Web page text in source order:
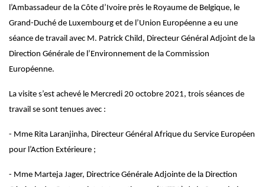
l’Ambassadeur de la Côte d’Ivoire près le Royaume de Belgique, le
Grand-Duché de Luxembourg et de l’Union Européenne a eu une
séance de travail avec M. Patrick Child, Directeur Général Adjoint de la
Direction Générale de l’Environnement de la Commission
Européenne.
La visite s’est achevé le Mercredi 20 octobre 2021, trois séances de
travail se sont tenues avec :
- Mme Rita Laranjinha, Directeur Général Afrique du Service Européen
pour l’Action Extérieure ;
- Mme Marteja Jager, Directrice Générale Adjointe de la Direction